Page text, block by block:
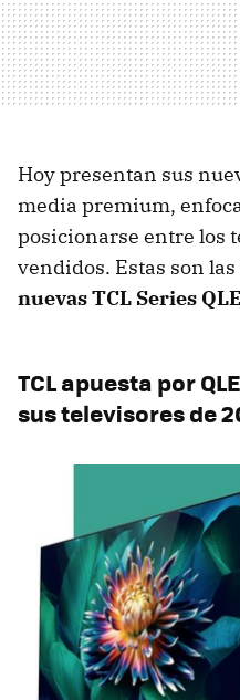
Hoy presentan sus
media premium,
posicionarse entre los
vendidos. Estas son
nuevas TCL Series
TCL apuesta por
sus televisores de